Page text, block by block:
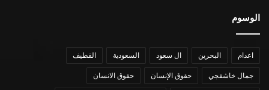
الوسوم
اعدام البحرين ال سعود السعودية القطيف
جمال خاشقجي حقوق الإنسان حقوق الانسان